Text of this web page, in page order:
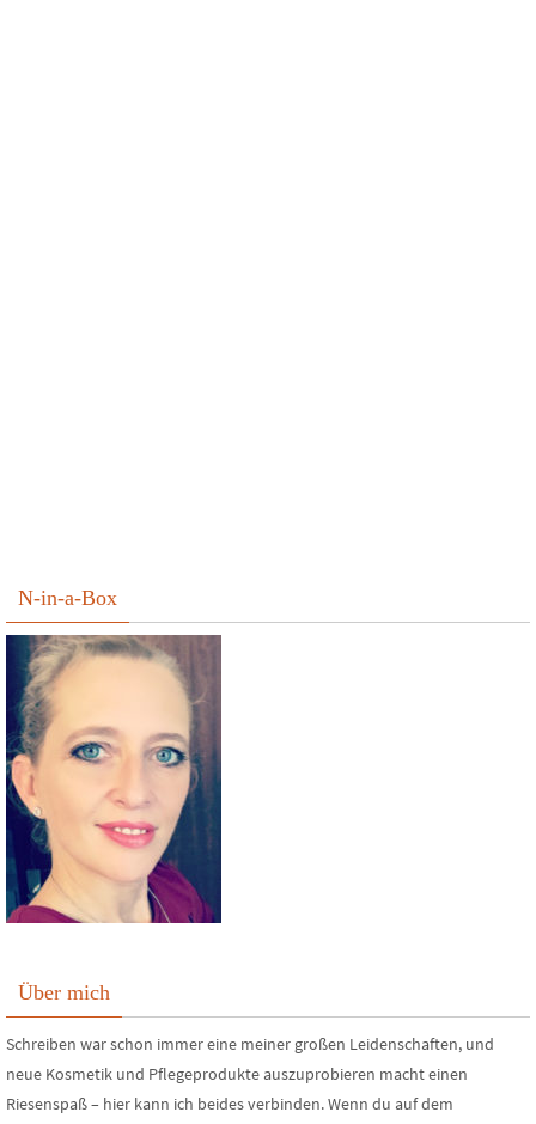
N-in-a-Box
Über mich
Schreiben war schon immer eine meiner großen Leidenschaften, und
neue Kosmetik und Pflegeprodukte auszuprobieren macht einen
Riesenspaß – hier kann ich beides verbinden. Wenn du auf dem